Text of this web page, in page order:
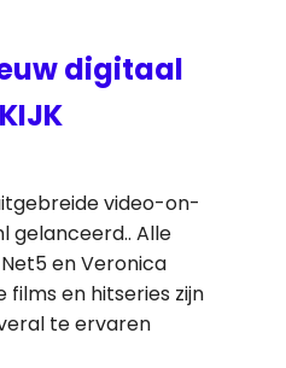
digitaal
video-on-
gelanceerd.. Alle
en Veronica
en hitseries zijn
te ervaren